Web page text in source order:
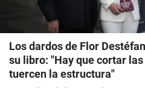
Los dardos de Flor
su libro: "Hay que cortar
tuercen la estructura"